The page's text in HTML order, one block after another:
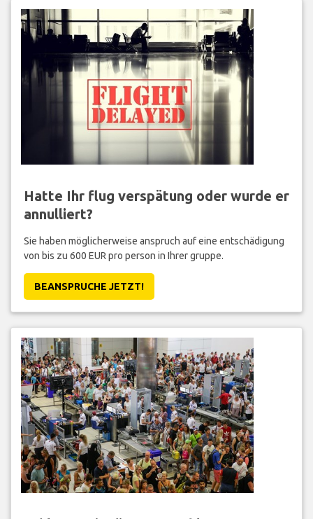
Hatte Ihr flug verspätung oder wurde er
annulliert?
Sie haben möglicherweise anspruch auf eine entschädigung
von bis zu 600 EUR pro person in Ihrer gruppe.
BEANSPRUCHE JETZT!